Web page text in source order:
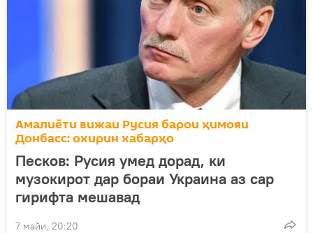
Амалиёти вижаи Русия барои ҳимояи
Донбасс: охирин хабарҳо
Песков: Русия умед дорад, ки
музокирот дар бораи Украина аз сар
гирифта мешавад
7 майи, 20:20